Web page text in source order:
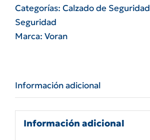
flor
blanco
dieléctrico
Categorías: Calzado de Seguridad
Seguridad
Marca: Voran
Información adicional
Información adicional